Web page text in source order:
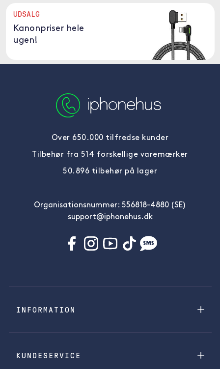
UDSALG
Kanonpriser hele
ugen!
Over 650.000 tilfredse kunder
Tilbehør fra 514 forskellige varemærker
50.896 tilbehør på lager
Organisationsnummer: 556818-4880 (SE)
support@iphonehus.dk
INFORMATION
KUNDESERVICE